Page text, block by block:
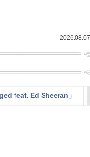
2026.08.07
feat. Ed Sheeran」